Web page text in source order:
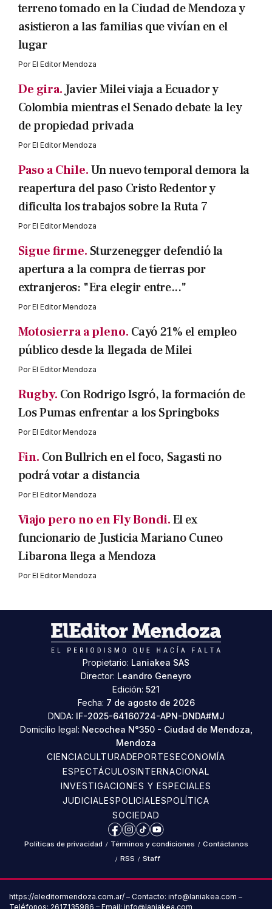
terreno tomado en la Ciudad de Mendoza y
asistieron a las familias que vivían en el
lugar
PorEl Editor Mendoza
De gira. Javier Milei viaja a Ecuador y
Colombia mientras el Senado debate la ley
de propiedad privada
PorEl Editor Mendoza
Paso a Chile.Un nuevo temporal demora la
reapertura del paso Cristo Redentor y
dificulta los trabajos sobre la Ruta 7
PorEl Editor Mendoza
Sigue firme. Sturzenegger defendió la
apertura a la compra de tierras por
extranjeros: "Era elegir entre..."
PorEl Editor Mendoza
Motosierra a pleno. Cayó 21% el empleo
público desde la llegada de Milei
PorEl Editor Mendoza
Rugby. Con Rodrigo Isgró, la formación de
Los Pumas enfrentar a los Springboks
PorEl Editor Mendoza
Fin. Con Bullrich en el foco, Sagasti no
podrá votar a distancia
PorEl Editor Mendoza
Viajo pero no en Fly Bondi.El ex
funcionario de Justicia Mariano Cuneo
Libarona llega a Mendoza
PorEl Editor Mendoza
Propietario: Laniakea SAS
Director: Leandro Geneyro
Edición: 521
Fecha: 7 de agosto de 2026
DNDA: IF-2025-64160724-APN-DNDA#MJ
Domicilio legal: Necochea N°350 - Ciudad de Mendoza,
Mendoza
CIENCIACULTURADEPORTESECONOMÍA
ESPECTÁCULOSINTERNACIONAL
INVESTIGACIONES Y ESPECIALES
JUDICIALESPOLICIALESPOLÍTICA
SOCIEDAD
Facebook
Instagram
TikTokYouTube
Políticas de privacidad / Términos y condiciones / Contáctanos
/ RSS / Staff
https://eleditormendoza.com.ar/ – Contacto: info@laniakea.com –
Teléfonos: 2617135986 – Email: info@laniakea.com